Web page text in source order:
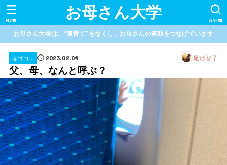
お母さん大学 SEARCH
MENU
お母さん大学は、“孤育て”をなくし、お母さんの笑顔をつなげています
母ゴコロ 2023.02.09 尾形智子
父、母、なんと呼ぶ？